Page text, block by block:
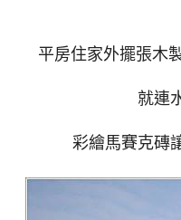
平房住家外擺張木
就連
彩繪馬賽克磚